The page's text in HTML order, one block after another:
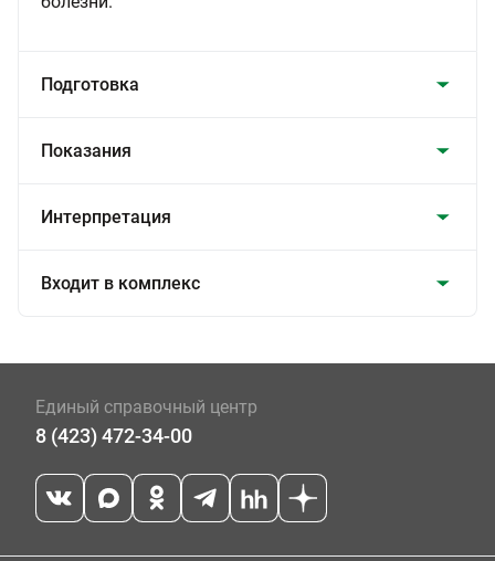
Подготовка
Показания
Интерпретация
Входит в комплекс
Единый справочный центр
8 (423) 472-34-00